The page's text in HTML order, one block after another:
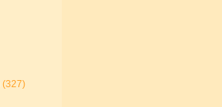
(327)